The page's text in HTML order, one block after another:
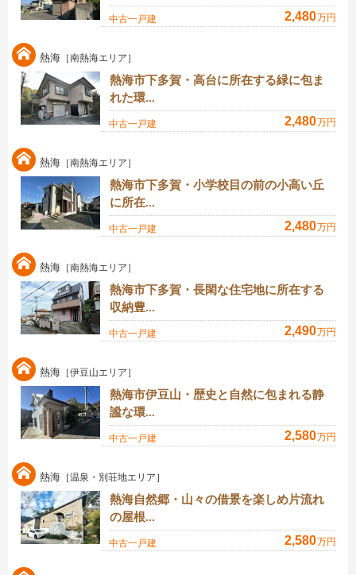
中古一戸建 2,480万円
熱海 ［南熱海エリア］
熱海市下多賀・高台に所在する緑に包ま
れた環...
中古一戸建 2,480万円
熱海 ［南熱海エリア］
熱海市下多賀・小学校目の前の小高い丘
に所在...
中古一戸建 2,480万円
熱海 ［南熱海エリア］
熱海市下多賀・長閑な住宅地に所在する
収納豊...
中古一戸建 2,490万円
熱海 ［伊豆山エリア］
熱海市伊豆山・歴史と自然に包まれる静
謐な環...
中古一戸建 2,580万円
熱海 ［温泉・別荘地エリア］
熱海自然郷・山々の借景を楽しめ片流れ
の屋根...
中古一戸建 2,580万円